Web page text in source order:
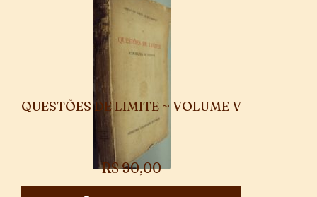
QUESTÕES DE LIMITE ~ VOLUME V
R$90,00